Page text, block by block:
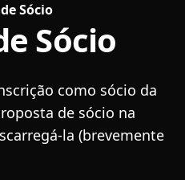
Sócio
Sócio
como sócio da
de sócio na
la (brevemente